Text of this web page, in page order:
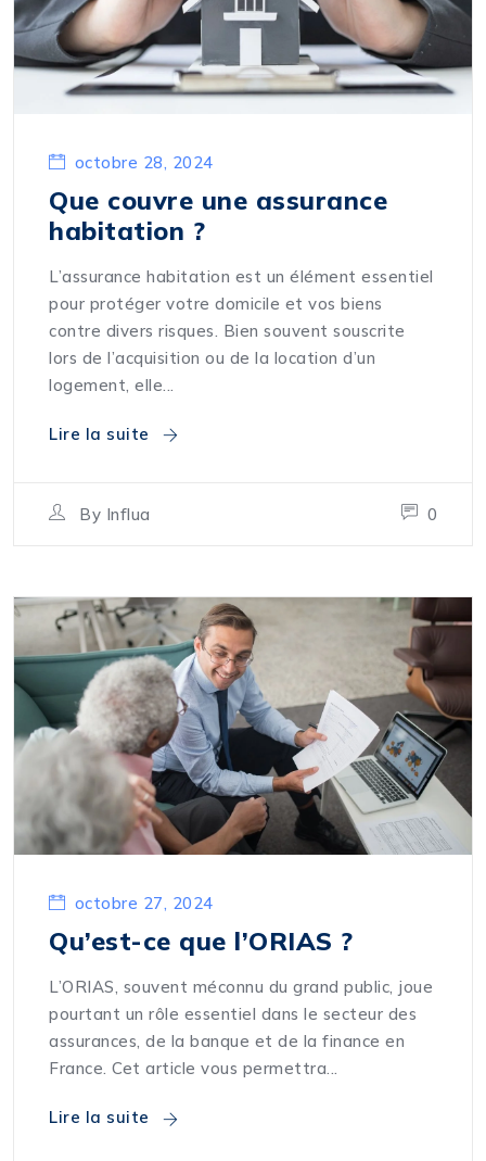
octobre 28, 2024
Que couvre une assurance
habitation ?
L’assurance habitation est un élément essentiel
pour protéger votre domicile et vos biens
contre divers risques. Bien souvent souscrite
lors de l’acquisition ou de la location d’un
logement, elle...
Lire la suite
By Influa 0
octobre 27, 2024
Qu’est-ce que l’ORIAS ?
L’ORIAS, souvent méconnu du grand public, joue
pourtant un rôle essentiel dans le secteur des
assurances, de la banque et de la finance en
France. Cet article vous permettra...
Lire la suite